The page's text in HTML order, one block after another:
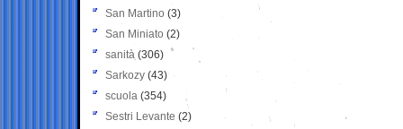
San Martino (3)
San Miniato (2)
sanità (306)
Sarkozy (43)
scuola (354)
Sestri Levante (2)